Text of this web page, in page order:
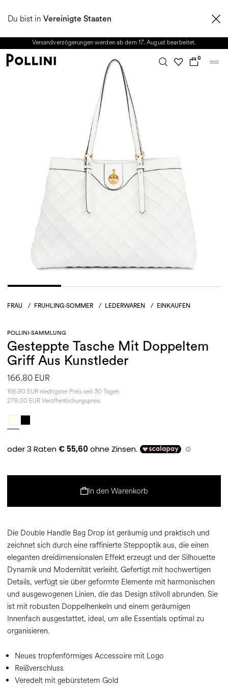
Du bist in Vereinigte Staaten
2026 KOLLEKTION. Vom 8. bis 16. August ist unser Kundenservice nicht
Versandverzögerungen werden ab dem 17. August bearbeitet.
0
FRAU / FRUHLING-SOMMER / LEDERWAREN / EINKAUFEN
POLLINI-SAMMLUNG
Gesteppte Tasche Mit Doppeltem
Griff Aus Kunstleder
166.80 EUR
166.80 EUR niedrigster Preis seit 30 Tagen
278.00 EUR Veröffentlichungspreis
In den Warenkorb
Die Double Handle Bag Drop ist geräumig und praktisch und
zeichnet sich durch eine raffinierte Steppoptik aus, die einen
eleganten dreidimensionalen Effekt erzeugt und der Silhouette
Dynamik und Modernität verleiht. Gefertigt mit hochwertigen
Details, verfügt sie über geformte Elemente mit harmonischen
und ausgewogenen Linien, die das Design stilvoll abrunden. Sie
ist mit robusten Doppelhenkeln und einem geräumigen
Innenfach ausgestattet, ideal, um alle Essentials optimal zu
organisieren.
Neues tropfenförmiges Accessoire mit Logo
Reißverschluss
Veredelt mit gebürstetem Gold